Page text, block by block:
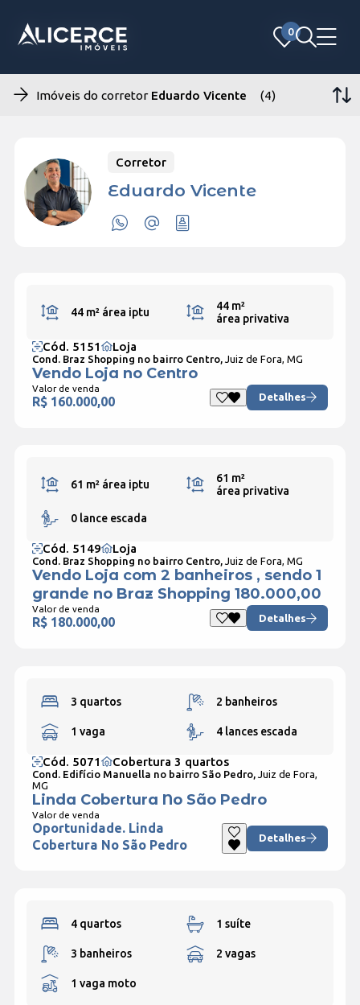
0
0
Imóveis do corretor Eduardo Vicente (4)
Corretor
Eduardo Vicente
44 m² área iptu
44 m²
área privativa
Cód. 5151 Loja
Cond. Braz Shopping no bairro Centro, Juiz de Fora, MG
Vendo Loja no Centro
Valor de venda
R$ 160.000,00 Detalhes
61 m² área iptu
61 m²
área privativa
0 lance escada
Cód. 5149 Loja
Cond. Braz Shopping no bairro Centro, Juiz de Fora, MG
Vendo Loja com 2 banheiros , sendo 1
grande no Braz Shopping 180.000,00
Valor de venda
R$ 180.000,00 Detalhes
3 quartos 2 banheiros
1 vaga 4 lances escada
Cód. 5071 Cobertura 3 quartos
Cond. Edifício Manuella no bairro São Pedro,
Juiz de Fora,
MG
Linda Cobertura No São Pedro
Valor de venda
Oportunidade. Linda
Cobertura No São Pedro
Detalhes
4 quartos 1 suíte
3 banheiros 2 vagas
1 vaga moto